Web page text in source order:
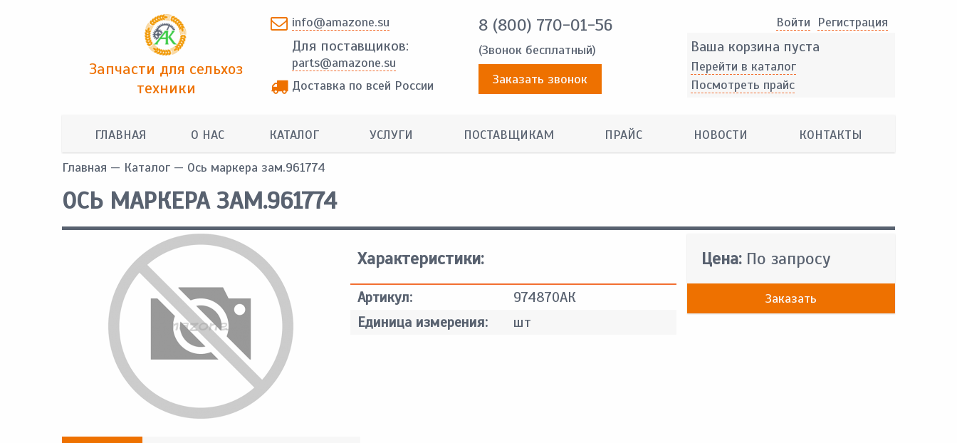
Запчасти для сельхоз
техники
info@amazone.su
Для поставщиков:
parts@amazone.su
Доставка по всей России
8 (800) 770-01-56
(Звонок бесплатный)
Заказать звонок
Войти Pегистрация
Ваша корзина пуста
Перейти в каталог
Посмотреть прайс
ГЛАВНАЯ О НАС КАТАЛОГ УСЛУГИ ПОСТАВЩИКАМ ПРАЙС НОВОСТИ КОНТАКТЫ
Главная — Каталог — Ось маркера зам.961774
ОСЬ МАРКЕРА ЗАМ.961774
Характеристики:
Артикул:
974870АК
Единица измерения:
шт
Цена: По запросу
Заказать